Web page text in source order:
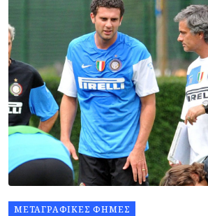
ΜΕΤΑΓΡΑΦΙΚΈΣ ΦΉΜΕΣ